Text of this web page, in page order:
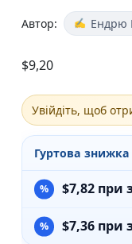
Автор: Ендрю
$9,20
Увійдіть, щоб
Гуртова
$7,82 при
$7,36 при